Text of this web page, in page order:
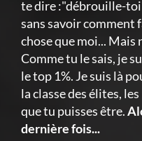
te dire :"débrouille-
sans savoir comment
chose que moi... Mais
Comme tu le sais, je
le top 1%. Je suis là
la classe des élites,
que tu puisses être.
dernière fois...